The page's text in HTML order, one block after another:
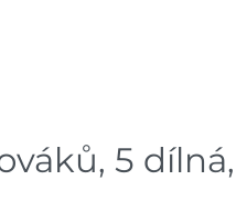
Skladem na
5 dílná,